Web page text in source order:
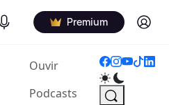
Podcasts Premium Log in
Ouvir(current)
Podcasts